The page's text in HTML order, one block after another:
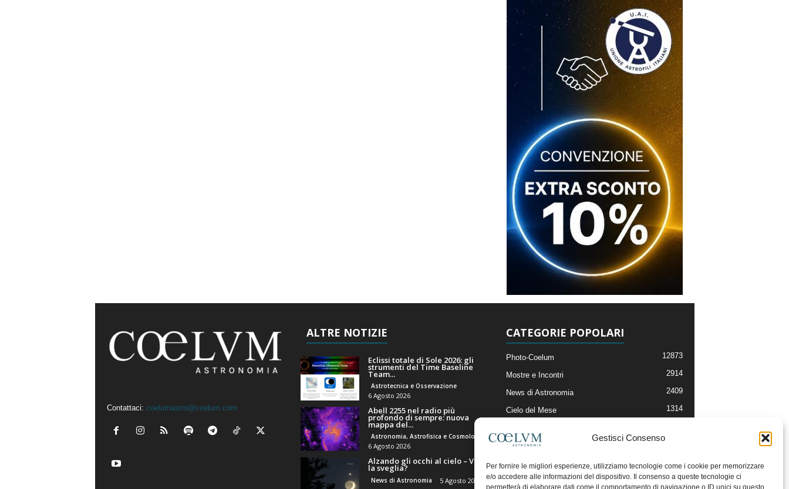
Gestisci Consenso
Per fornire le migliori esperienze, utilizziamo tecnologie come i cookie per memorizzare
e/o accedere alle informazioni del dispositivo. Il consenso a queste tecnologie ci
permetterà di elaborare dati come il comportamento di navigazione o ID unici su questo
Contattaci: coelumastro@coelum.com
ALTRE NOTIZIE
Eclissi totale di Sole 2026: gli
strumenti del Time Baseline
Team...
Astrotecnica e Osservazione
6 Agosto 2026
Abell 2255 nel radio più
profondo di sempre: nuova
mappa del...
Astronomia, Astrofisica e Cosmologia
6 Agosto 2026
Alzando gli occhi al cielo – Vale
la sveglia?
News di Astronomia 5 Agosto 2026
CATEGORIE POPOLARI
Photo-Coelum 12873
Mostre e Incontri 2914
News di Astronomia 2409
Cielo del Mese 1314
Articoli e Risorse On-Line
Il Blog della Redazione